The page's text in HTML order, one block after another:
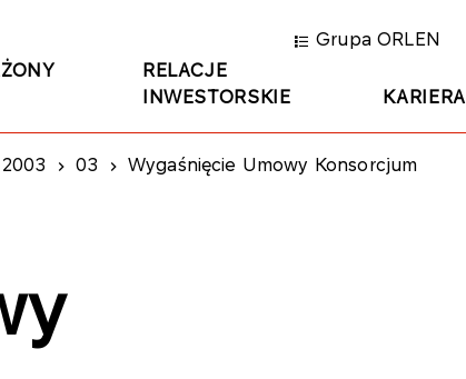
RELACJE
INWESTORSKIE
KARIERA
Grupa ORLEN
2003 03 Wygaśnięcie Umowy Konsorcjum